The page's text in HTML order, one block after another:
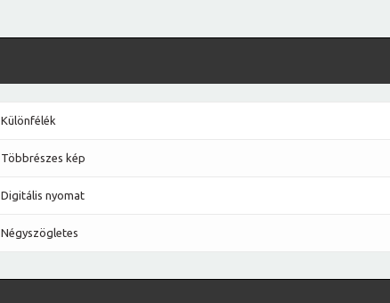
Különfélék
Többrészes kép
Digitális nyomat
Négyszögletes